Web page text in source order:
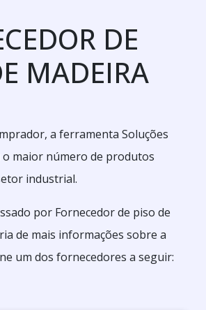
DE
MADEIRA
a ferramenta Soluções
maior número de produtos
industrial.
por Fornecedor de piso de
de mais informações sobre a
um dos fornecedores a seguir: